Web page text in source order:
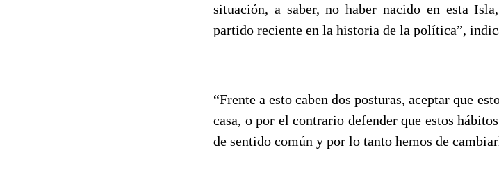
situación, a saber, no haber nacido en esta
partido reciente en la historia de la política”,
“Frente a esto caben dos posturas, aceptar que
casa, o por el contrario defender que estos
de sentido común y por lo tanto hemos de